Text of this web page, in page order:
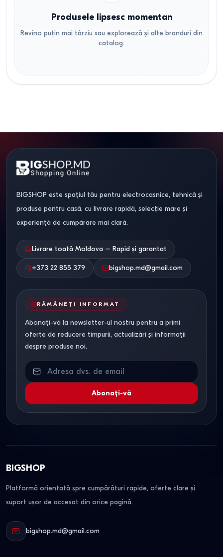
Produsele lipsesc momentan
Revino puțin mai târziu sau explorează și alte branduri din
catalog.
BIGSHOP este spațiul tău pentru electrocasnice, tehnică și
produse pentru casă, cu livrare rapidă, selecție mare și
experiență de cumpărare mai clară.
Livrare toată Moldova – Rapid și garantat
+373 22 855 379 bigshop.md@gmail.com
RĂMÂNEȚI INFORMAT
Abonați-vă la newsletter-ul nostru pentru a primi
oferte de reducere timpurii, actualizări și informații
despre produse noi.
Abonați-vă
BIGSHOP
Platformă orientată spre cumpărături rapide, oferte clare și
suport ușor de accesat din orice pagină.
bigshop.md@gmail.com